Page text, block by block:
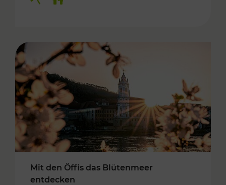
Mit den Öffis das Blütenmeer
entdecken